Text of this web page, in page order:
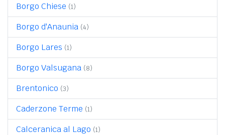
Borgo Chiese (1)
Borgo d'Anaunia (4)
Borgo Lares (1)
Borgo Valsugana (8)
Brentonico (3)
Caderzone Terme (1)
Calceranica al Lago (1)